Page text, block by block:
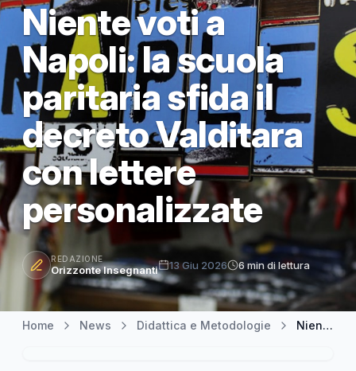
Niente voti a
Napoli: la scuola
paritaria sfida il
decreto Valditara
con lettere
personalizzate
REDAZIONE
Orizzonte Insegnanti 13 Giu 2026 6 min di lettura
Home News Didattica e Metodologie Niente voti a Napoli: la scuola paritaria sfida il decreto Valditara con lettere personalizzate